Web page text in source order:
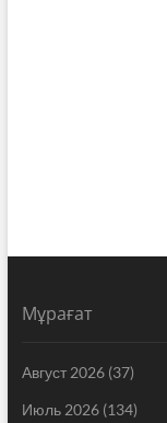
Мұрағат
Август 2026(37)
Июль 2026(134)